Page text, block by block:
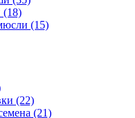
(18)
(15)
(22)
(21)